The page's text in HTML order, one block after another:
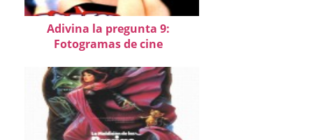
Adivina la pregunta 9:
Fotogramas de cine